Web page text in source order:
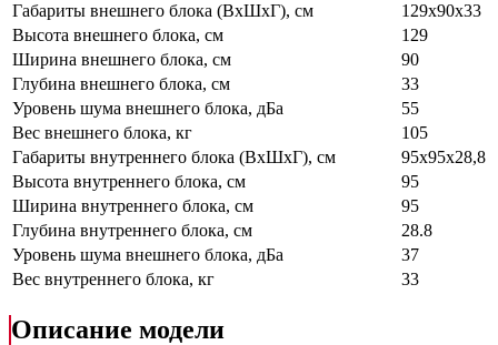
Габариты внешнего блока (ВхШхГ), см
129х90х33
Высота внешнего блока, см
129
Ширина внешнего блока, см
90
Глубина внешнего блока, см
33
Уровень шума внешнего блока, дБа
55
Вес внешнего блока, кг
105
Габариты внутреннего блока (ВхШхГ), см
95х95х28,8
Высота внутреннего блока, см
95
Ширина внутреннего блока, см
95
Глубина внутреннего блока, см
28.8
Уровень шума внешнего блока, дБа
37
Вес внутреннего блока, кг
33
Описание модели